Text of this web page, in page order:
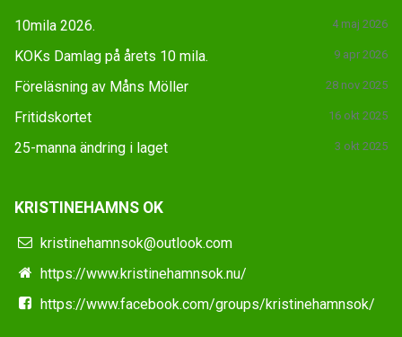
10mila 2026. 4 maj 2026
KOKs Damlag på årets 10 mila. 9 apr 2026
Föreläsning av Måns Möller 28 nov 2025
Fritidskortet 16 okt 2025
25-manna ändring i laget 3 okt 2025
KRISTINEHAMNS OK
kristinehamnsok@outlook.com
https://www.kristinehamnsok.nu/
https://www.facebook.com/groups/kristinehamnsok/